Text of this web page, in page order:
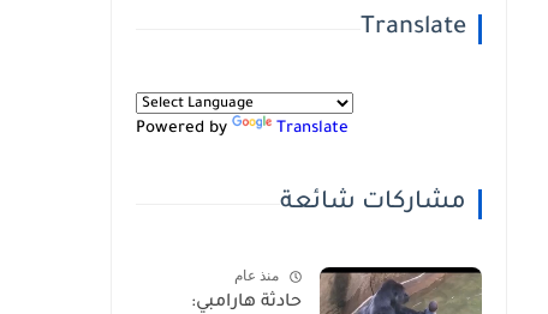
Translate
Powered by Translate
مشاركات شائعة
منذ عام
حادثة هارامبي: